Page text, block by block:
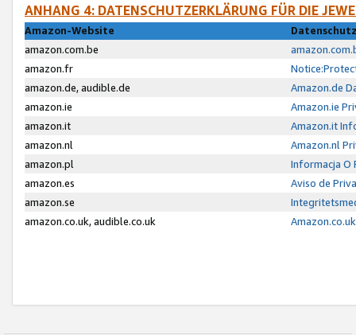
ANHANG 4: DATENSCHUTZERKLÄRUNG FÜR DIE
Amazon-Website
amazon.com.be
amazon.fr
amazon.de, audible.de
Amazon.de
amazon.ie
Amazon.ie
amazon.it
Amazon.it
amazon.nl
Amazon.nl
amazon.pl
Informacja O
amazon.es
Aviso de
amazon.se
amazon.co.uk, audible.co.uk